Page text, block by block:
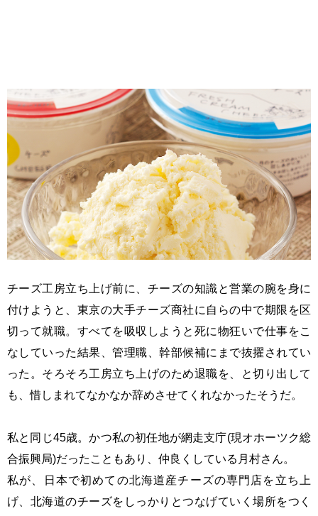
チーズ工房立ち上げ前に、チーズの知識と営業の腕を身に
付けようと、東京の大手チーズ商社に自らの中で期限を区
切って就職。すべてを吸収しようと死に物狂いで仕事をこ
なしていった結果、管理職、幹部候補にまで抜擢されてい
った。そろそろ工房立ち上げのため退職を、と切り出して
も、惜しまれてなかなか辞めさせてくれなかったそうだ。
私と同じ45歳。かつ私の初任地が網走支庁(現オホーツク総
合振興局)だったこともあり、仲良くしている月村さん。
私が、日本で初めての北海道産チーズの専門店を立ち上
げ、北海道のチーズをしっかりとつなげていく場所をつく